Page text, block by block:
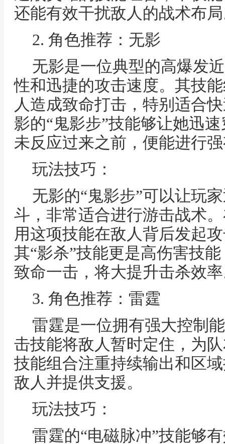
还能有效干扰敌人的战术布
2. 角色推荐：无影
无影是一位典型的高爆发
性和迅捷的攻击速度。其技
人造成致命打击，特别适合
影的“鬼影步”技能够让她迅
未反应过来之前，便能进行
玩法技巧：
无影的“鬼影步”可以让玩
斗，非常适合进行游击战术
用这项技能在敌人背后发起
其“影杀”技能更是高伤害技
致命一击，将大提升击杀效
3. 角色推荐：雷霆
雷霆是一位拥有强大控制
击技能将敌人暂时定住，为
技能组合注重持续输出和区
敌人并提供支援。
玩法技巧：
雷霆的“电磁脉冲”技能够